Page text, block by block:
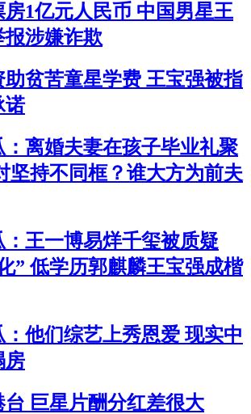
1亿元人民币 中国男星王
报涉嫌诈欺
助贫苦童星学费 王宝强被指
诺
：离婚夫妻在孩子毕业礼聚
坚持不同框？谁大方为前夫
：王一博易烊千玺被质疑
” 低学历郭麒麟王宝强成楷
他们综艺上秀恩爱 现实中
房
台 巨星片酬分红差很大